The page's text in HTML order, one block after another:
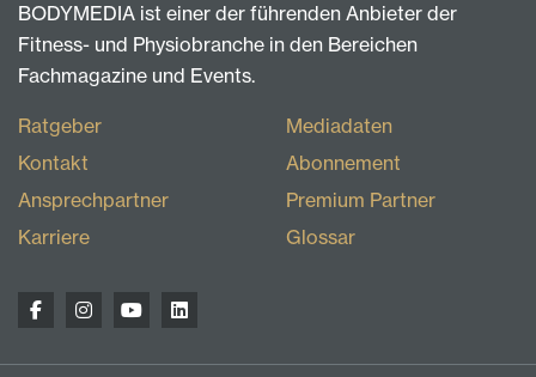
BODYMEDIA ist einer der führenden Anbieter der
Fitness- und Physiobranche in den Bereichen
Fachmagazine und Events.
Ratgeber
Kontakt
Ansprechpartner
Karriere
Mediadaten
Abonnement
Premium Partner
Glossar